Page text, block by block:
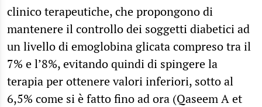
clinico terapeutiche, che propongono di
mantenere il controllo dei soggetti diabetici ad
un livello di emoglobina glicata compreso tra il
7% e l’8%, evitando quindi di spingere la
terapia per ottenere valori inferiori, sotto al
6,5% come si è fatto fino ad ora (Qaseem A et